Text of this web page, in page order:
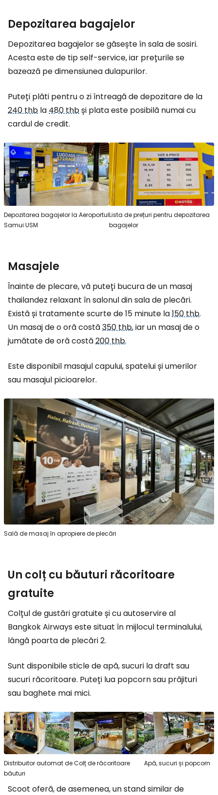
Depozitarea bagajelor
Depozitarea bagajelor se găsește în sala de sosiri.
Acesta este de tip self-service, iar prețurile se
bazează pe dimensiunea dulapurilor.
Puteți plăti pentru o zi întreagă de depozitare de la
240 thb la480 thbși plata este posibilă numai cu
cardul de credit.
Depozitarea bagajelor la Aeroportul
Samui USM
Lista de prețuri pentru depozitarea
bagajelor
Masajele
Înainte de plecare, vă puteți bucura de un masaj
thailandez relaxant în salonul din sala de plecări.
Există și tratamente scurte de 15 minute la150 thb.
Un masaj de o oră costă350 thb, iar un masaj de o
jumătate de oră costă200 thb.
Este disponibil masajul capului, spatelui și umerilor
sau masajul picioarelor.
Sală de masaj în apropiere de plecări
Un colț cu băuturi răcoritoare
gratuite
Colțul de gustări gratuite și cu autoservire al
Bangkok Airways este situat în mijlocul terminalului,
lângă poarta de plecări 2.
Sunt disponibile sticle de apă, sucuri la draft sau
sucuri răcoritoare. Puteți lua popcorn sau prăjituri
sau baghete mai mici.
Distribuitor automat de
băuturi
Colț de răcoritoare Apă, sucuri și popcorn
Scoot oferă, de asemenea, un stand similar de